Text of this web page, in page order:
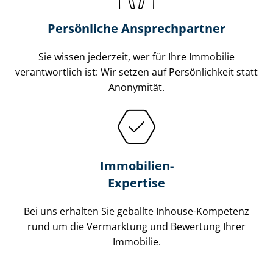
Persönliche Ansprechpartner
Sie wissen jederzeit, wer für Ihre Immobilie
verantwortlich ist: Wir setzen auf Persönlichkeit statt
Anonymität.
Immobilien-
Expertise
Bei uns erhalten Sie geballte Inhouse-Kompetenz
rund um die Vermarktung und Bewertung Ihrer
Immobilie.